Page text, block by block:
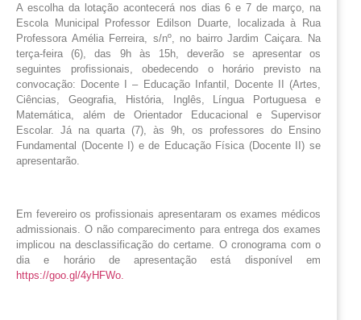
A escolha da lotação acontecerá nos dias 6 e 7 de março, na
Escola Municipal Professor Edilson Duarte, localizada à Rua
Professora Amélia Ferreira, s/nº, no bairro Jardim Caiçara. Na
terça-feira (6), das 9h às 15h, deverão se apresentar os
seguintes profissionais, obedecendo o horário previsto na
convocação: Docente I – Educação Infantil, Docente II (Artes,
Ciências, Geografia, História, Inglês, Língua Portuguesa e
Matemática, além de Orientador Educacional e Supervisor
Escolar. Já na quarta (7), às 9h, os professores do Ensino
Fundamental (Docente I) e de Educação Física (Docente II) se
apresentarão.
Em fevereiro os profissionais apresentaram os exames médicos
admissionais. O não comparecimento para entrega dos exames
implicou na desclassificação do certame. O cronograma com o
dia e horário de apresentação está disponível em
https://goo.gl/4yHFWo.